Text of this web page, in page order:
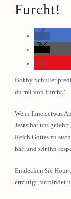
Furcht!
Bobby Schuller
du frei von Furcht”.
Wenn Ihnen etwas
Jesus hat uns
Reich Gottes zu
hält und wir ihn
Entdecken Sie Hour
ermutigt, verbindet